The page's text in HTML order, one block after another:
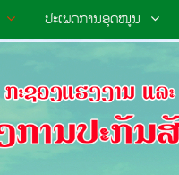
ປະເພດການອຸດໜູນ